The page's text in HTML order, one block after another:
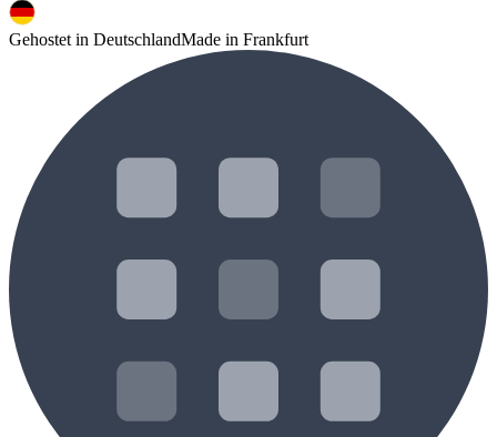
Gehostet in DeutschlandMade in Frankfurt